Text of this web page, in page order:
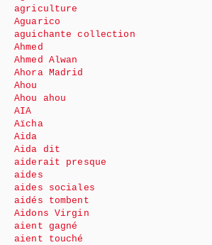
agriculture
Aguarico
aguichante collection
Ahmed
Ahmed Alwan
Ahora Madrid
Ahou
Ahou ahou
AIA
Aïcha
Aida
Aida dit
aiderait presque
aides
aides sociales
aidés tombent
Aidons Virgin
aient gagné
aient touché